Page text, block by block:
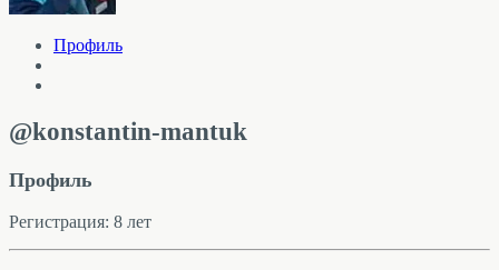
Профиль
@konstantin-mantuk
Профиль
Регистрация: 8 лет